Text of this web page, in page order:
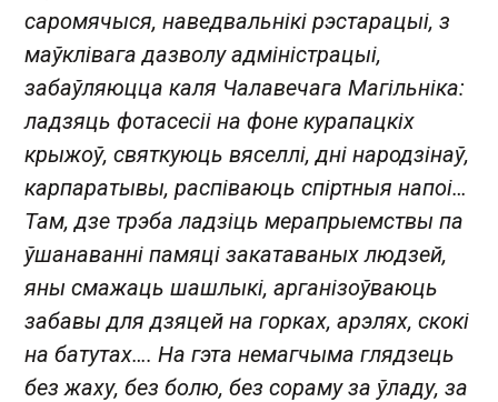
саромячыся, наведвальнікі рэстарацыі, з
маўклівага дазволу адміністрацыі,
забаўляюцца каля Чалавечага Магільніка:
ладзяць фотасесіі на фоне курапацкіх
крыжоў, святкуюць вяселлі, дні народзінаў,
карпаратывы, распіваюць спіртныя напоі…
Там, дзе трэба ладзіць мерапрыемствы па
ўшанаванні памяці закатаваных людзей,
яны смажаць шашлыкі, арганізоўваюць
забавы для дзяцей на горках, арэлях, скокі
на батутах…. На гэта немагчыма глядзець
без жаху, без болю, без сораму за ўладу, за